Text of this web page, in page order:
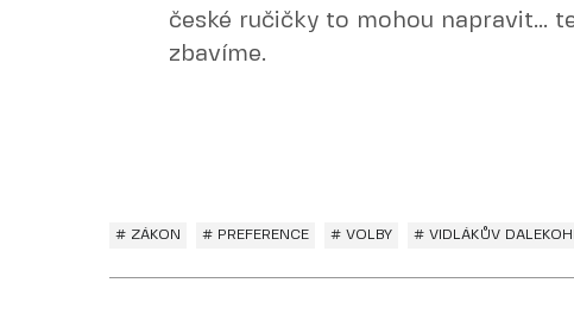
české ručičky to mohou napravit...
zbavíme.
# ZÁKON # PREFERENCE # VOLBY # VIDLÁKŮV